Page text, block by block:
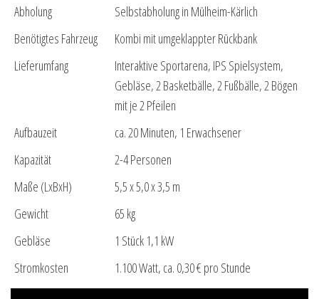
Abholung
Selbstabholung in Mülheim-Kärlich
Benötigtes Fahrzeug
Kombi mit umgeklappter Rückbank
Lieferumfang
Interaktive Sportarena, IPS Spielsystem,
Gebläse, 2 Basketbälle, 2 Fußbälle, 2 Bögen
mit je 2 Pfeilen
Aufbauzeit
ca. 20 Minuten, 1 Erwachsener
Kapazität
2-4 Personen
Maße (LxBxH)
5,5 x 5,0 x 3,5 m
Gewicht
65 kg
Gebläse
1 Stück 1,1 kW
Stromkosten
1.100 Watt, ca. 0,30 € pro Stunde